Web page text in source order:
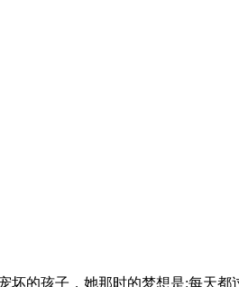
坏的孩子，她那时的梦想是:每天都